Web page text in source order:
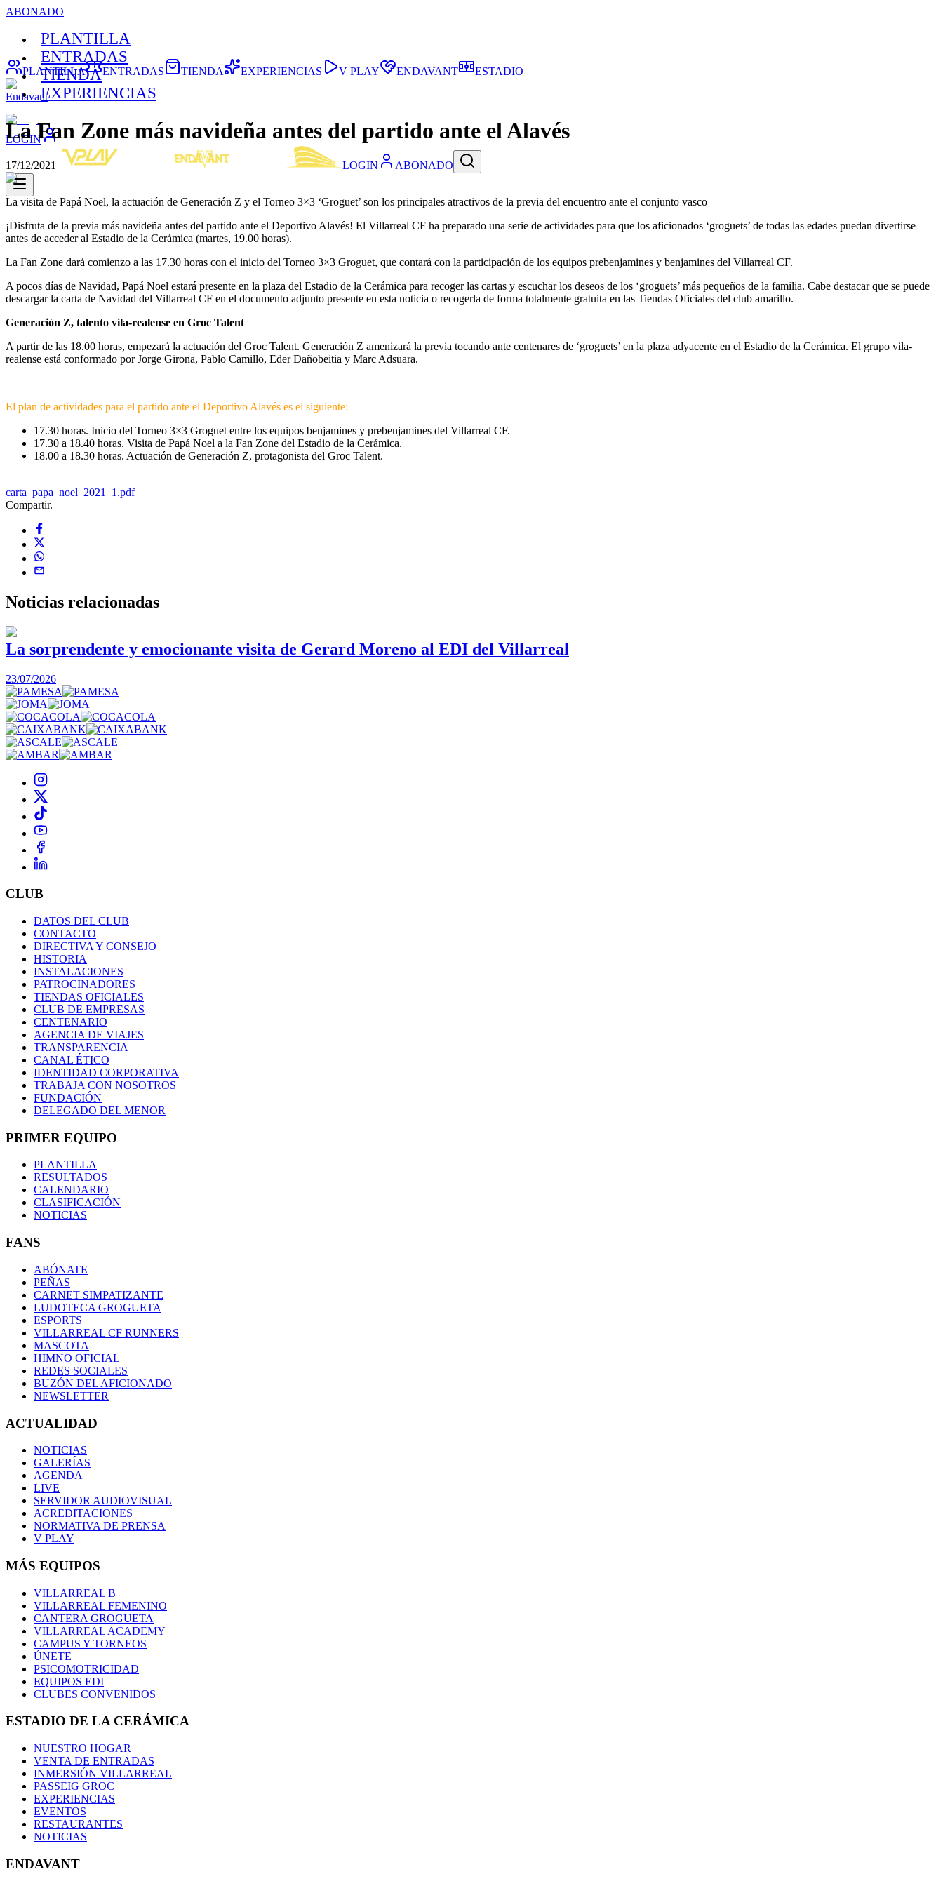
ABONADO
PLANTILLA
ENTRADAS
TIENDA
EXPERIENCIAS
LOGIN
LOGIN ABONADO
PLANTILLA ENTRADAS TIENDA EXPERIENCIAS V PLAY ENDAVANT ESTADIO
Endavant
La Fan Zone más navideña antes del partido ante el Alavés
17/12/2021
La visita de Papá Noel, la actuación de Generación Z y el Torneo 3×3 ‘Groguet’ son los principales atractivos de la previa del encuentro ante el conjunto vasco
¡Disfruta de la previa más navideña antes del partido ante el Deportivo Alavés! El Villarreal CF ha preparado una serie de actividades para que los aficionados ‘groguets’ de todas las edades puedan divertirse
antes de acceder al Estadio de la Cerámica (martes, 19.00 horas).
La Fan Zone dará comienzo a las 17.30 horas con el inicio del Torneo 3×3 Groguet, que contará con la participación de los equipos prebenjamines y benjamines del Villarreal CF.
A pocos días de Navidad, Papá Noel estará presente en la plaza del Estadio de la Cerámica para recoger las cartas y escuchar los deseos de los ‘groguets’ más pequeños de la familia. Cabe destacar que se puede
descargar la carta de Navidad del Villarreal CF en el documento adjunto presente en esta noticia o recogerla de forma totalmente gratuita en las Tiendas Oficiales del club amarillo.
Generación Z, talento vila-realense en Groc Talent
A partir de las 18.00 horas, empezará la actuación del Groc Talent. Generación Z amenizará la previa tocando ante centenares de ‘groguets’ en la plaza adyacente en el Estadio de la Cerámica. El grupo vila-
realense está conformado por Jorge Girona, Pablo Camillo, Eder Dañobeitia y Marc Adsuara.
El plan de actividades para el partido ante el Deportivo Alavés es el siguiente:
17.30 horas. Inicio del Torneo 3×3 Groguet entre los equipos benjamines y prebenjamines del Villarreal CF.
17.30 a 18.40 horas. Visita de Papá Noel a la Fan Zone del Estadio de la Cerámica.
18.00 a 18.30 horas. Actuación de Generación Z, protagonista del Groc Talent.
carta_papa_noel_2021_1.pdf
Compartir.
Noticias relacionadas
La sorprendente y emocionante visita de Gerard Moreno al EDI del Villarreal
23/07/2026
CLUB
DATOS DEL CLUB
CONTACTO
DIRECTIVA Y CONSEJO
HISTORIA
INSTALACIONES
PATROCINADORES
TIENDAS OFICIALES
CLUB DE EMPRESAS
CENTENARIO
AGENCIA DE VIAJES
TRANSPARENCIA
CANAL ÉTICO
IDENTIDAD CORPORATIVA
TRABAJA CON NOSOTROS
FUNDACIÓN
DELEGADO DEL MENOR
PRIMER EQUIPO
PLANTILLA
RESULTADOS
CALENDARIO
CLASIFICACIÓN
NOTICIAS
FANS
ABÓNATE
PEÑAS
CARNET SIMPATIZANTE
LUDOTECA GROGUETA
ESPORTS
VILLARREAL CF RUNNERS
MASCOTA
HIMNO OFICIAL
REDES SOCIALES
BUZÓN DEL AFICIONADO
NEWSLETTER
ACTUALIDAD
NOTICIAS
GALERÍAS
AGENDA
LIVE
SERVIDOR AUDIOVISUAL
ACREDITACIONES
NORMATIVA DE PRENSA
V PLAY
MÁS EQUIPOS
VILLARREAL B
VILLARREAL FEMENINO
CANTERA GROGUETA
VILLARREAL ACADEMY
CAMPUS Y TORNEOS
ÚNETE
PSICOMOTRICIDAD
EQUIPOS EDI
CLUBES CONVENIDOS
ESTADIO DE LA CERÁMICA
NUESTRO HOGAR
VENTA DE ENTRADAS
INMERSIÓN VILLARREAL
PASSEIG GROC
EXPERIENCIAS
EVENTOS
RESTAURANTES
NOTICIAS
ENDAVANT